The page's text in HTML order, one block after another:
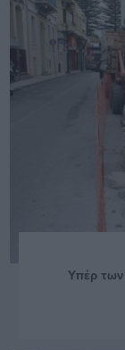
Υπέρ των